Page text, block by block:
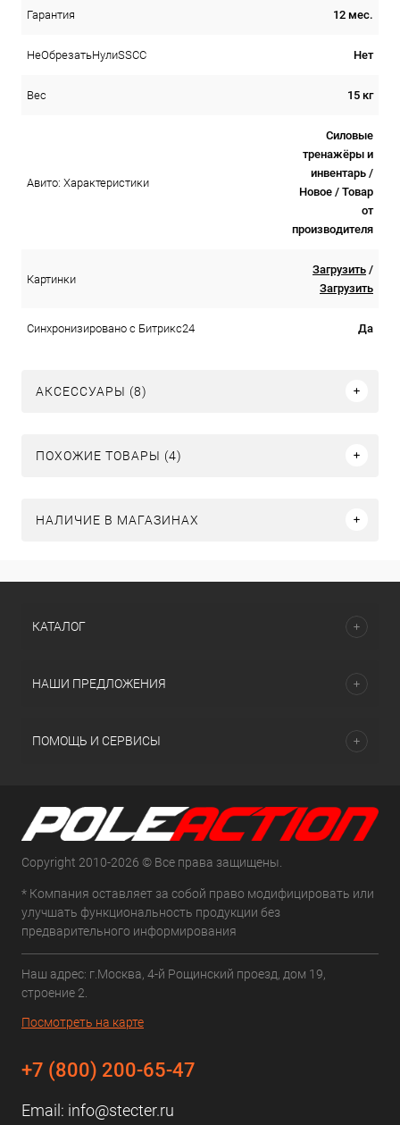
Гарантия 12 мес.
НеОбрезатьНулиSSCC Нет
Вес 15 кг
Авито: Характеристики
Силовые
тренажёры и
инвентарь /
Новое / Товар
от
производителя
Картинки
Загрузить /
Загрузить
Синхронизировано с Битрикс24 Да
АКСЕССУАРЫ (8)
ПОХОЖИЕ ТОВАРЫ (4)
НАЛИЧИЕ В МАГАЗИНАХ
КАТАЛОГ
НАШИ ПРЕДЛОЖЕНИЯ
ПОМОЩЬ И СЕРВИСЫ
Copyright 2010-2026 © Все права защищены.
* Компания оставляет за собой право модифицировать или
улучшать функциональность продукции без
предварительного информирования
Наш адрес: г.Москва, 4-й Рощинский проезд, дом 19,
строение 2.
Посмотреть на карте
+7 (800) 200-65-47
Email: info@stecter.ru